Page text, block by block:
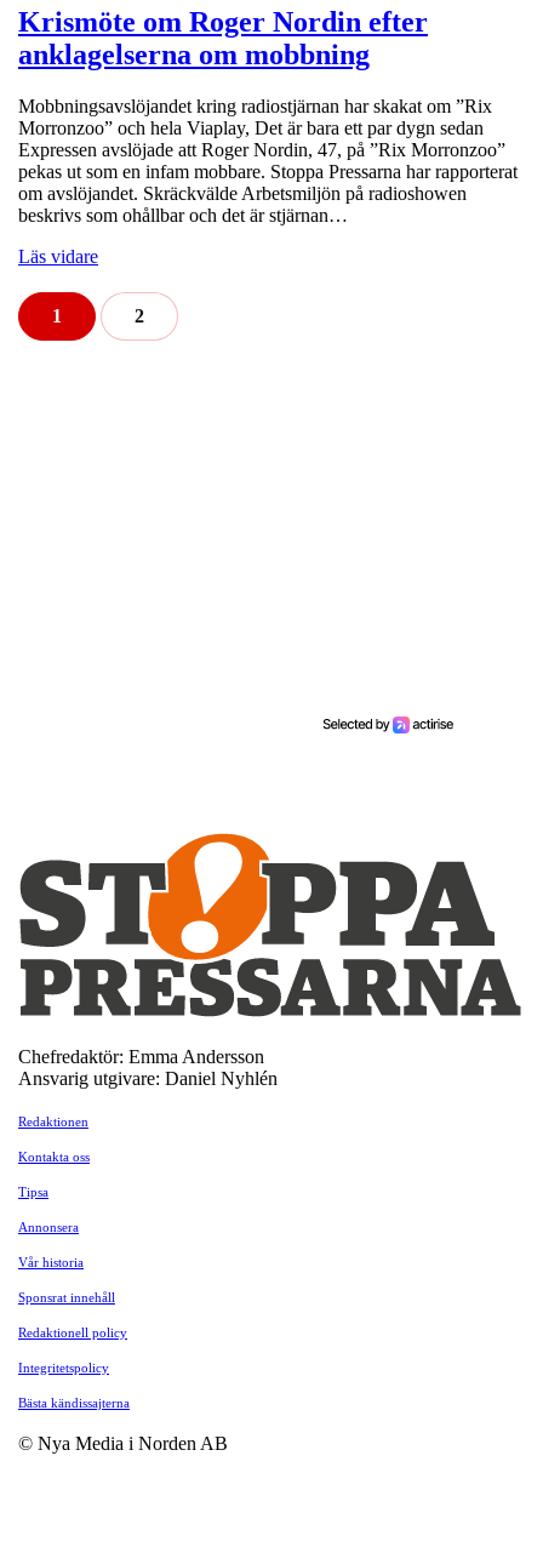
Krismöte om Roger Nordin efter
anklagelserna om mobbning
Mobbningsavslöjandet kring radiostjärnan har skakat om ”Rix
Morronzoo” och hela Viaplay, Det är bara ett par dygn sedan
Expressen avslöjade att Roger Nordin, 47, på ”Rix Morronzoo”
pekas ut som en infam mobbare. Stoppa Pressarna har rapporterat
om avslöjandet. Skräckvälde Arbetsmiljön på radioshowen
beskrivs som ohållbar och det är stjärnan…
Läs vidare
1 2
Chefredaktör: Emma Andersson
Ansvarig utgivare: Daniel Nyhlén
Redaktionen
Kontakta oss
Tipsa
Annonsera
Vår historia
Sponsrat innehåll
Redaktionell policy
Integritetspolicy
Bästa kändissajterna
© Nya Media i Norden AB